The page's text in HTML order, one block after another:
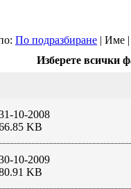
По подразбиране | Име |
Изберете всички
10-2008
KB
10-2009
KB